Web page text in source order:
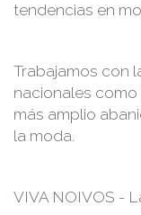
tendencias en
Trabajamos con
nacionales
más amplio
la moda.
VIVA NOIVOS -